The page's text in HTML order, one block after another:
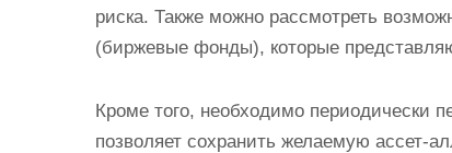
риска. Также можно рассмотреть
(биржевые фонды), которые
Кроме того, необходимо периодически
позволяет сохранить желаемую ассет-